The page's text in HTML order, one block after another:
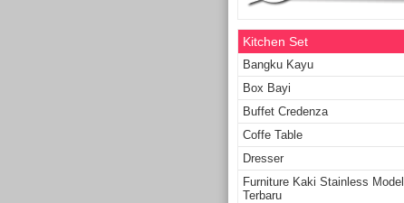
Kitchen Set
Bangku Kayu
Box Bayi
Buffet Credenza
Coffe Table
Dresser
Furniture Kaki Stainless Model
Terbaru